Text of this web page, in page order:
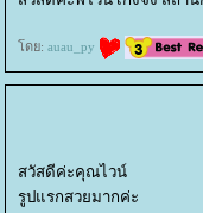
ดย: auau_py
สวัสดีค่ะคุณไวน์
รูปแรกสวยมากค่ะ